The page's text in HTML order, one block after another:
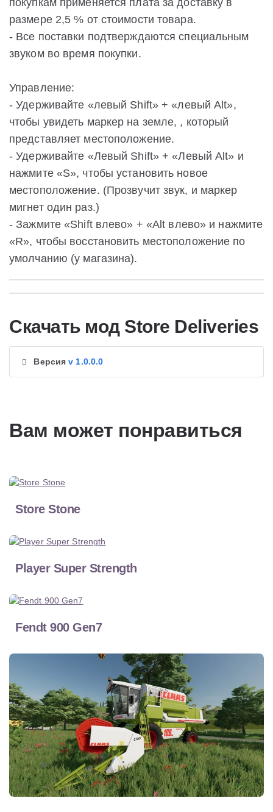
размере 2,5 % от стоимости товара.
- Все поставки подтверждаются специальным
звуком во время покупки.
Управление:
- Удерживайте «левый Shift» + «левый Alt»,
чтобы увидеть маркер на земле, , который
представляет местоположение.
- Удерживайте «Левый Shift» + «Левый Alt» и
нажмите «S», чтобы установить новое
местоположение. (Прозвучит звук, и маркер
мигнет один раз.)
- Зажмите «Shift влево» + «Alt влево» и нажмите
«R», чтобы восстановить местоположение по
умолчанию (у магазина).
Скачать мод Store Deliveries
Версияv 1.0.0.0
Вам может понравиться
Store Stone
Player Super Strength
Fendt 900 Gen7